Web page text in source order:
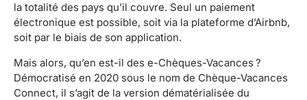
la totalité des pays qu’il couvre. Seul un paiement
électronique est possible, soit via la plateforme d’Airbnb,
soit par le biais de son application.
Mais alors, qu’en est-il des e-Chèques-Vacances ?
Démocratisé en 2020 sous le nom de Chèque-Vacances
Connect, il s’agit de la version dématérialisée du